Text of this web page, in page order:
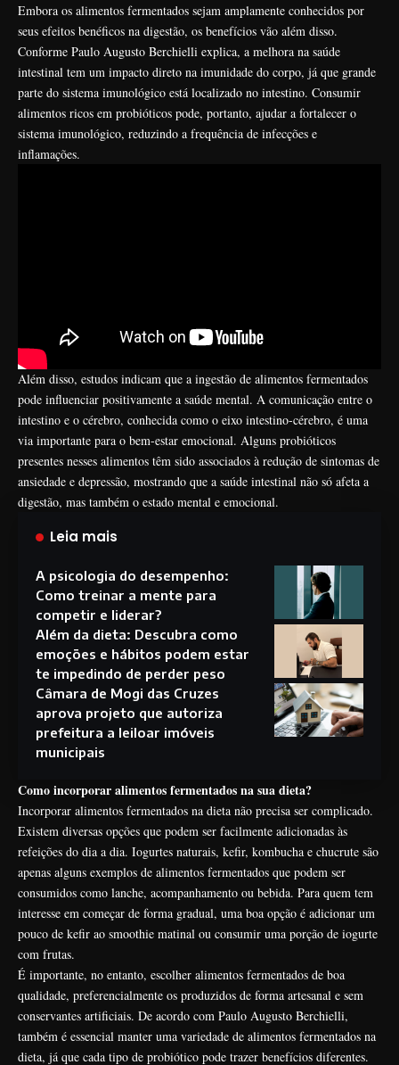
Embora os alimentos fermentados sejam amplamente conhecidos por
seus efeitos benéficos na digestão, os benefícios vão além disso.
Conforme Paulo Augusto Berchielli explica, a melhora na saúde
intestinal tem um impacto direto na imunidade do corpo, já que grande
parte do sistema imunológico está localizado no intestino. Consumir
alimentos ricos em probióticos pode, portanto, ajudar a fortalecer o
sistema imunológico, reduzindo a frequência de infecções e
inflamações.
Além disso, estudos indicam que a ingestão de alimentos fermentados
pode influenciar positivamente a saúde mental. A comunicação entre o
intestino e o cérebro, conhecida como o eixo intestino-cérebro, é uma
via importante para o bem-estar emocional. Alguns probióticos
presentes nesses alimentos têm sido associados à redução de sintomas de
ansiedade e depressão, mostrando que a saúde intestinal não só afeta a
digestão, mas também o estado mental e emocional.
Leia mais
A psicologia do desempenho:
Como treinar a mente para
competir e liderar?
Além da dieta: Descubra como
emoções e hábitos podem estar
te impedindo de perder peso
Câmara de Mogi das Cruzes
aprova projeto que autoriza
prefeitura a leiloar imóveis
municipais
Como incorporar alimentos fermentados na sua dieta?
Incorporar alimentos fermentados na dieta não precisa ser complicado.
Existem diversas opções que podem ser facilmente adicionadas às
refeições do dia a dia. Iogurtes naturais, kefir, kombucha e chucrute são
apenas alguns exemplos de alimentos fermentados que podem ser
consumidos como lanche, acompanhamento ou bebida. Para quem tem
interesse em começar de forma gradual, uma boa opção é adicionar um
pouco de kefir ao smoothie matinal ou consumir uma porção de iogurte
com frutas.
É importante, no entanto, escolher alimentos fermentados de boa
qualidade, preferencialmente os produzidos de forma artesanal e sem
conservantes artificiais. De acordo com Paulo Augusto Berchielli,
também é essencial manter uma variedade de alimentos fermentados na
dieta, já que cada tipo de probiótico pode trazer benefícios diferentes.